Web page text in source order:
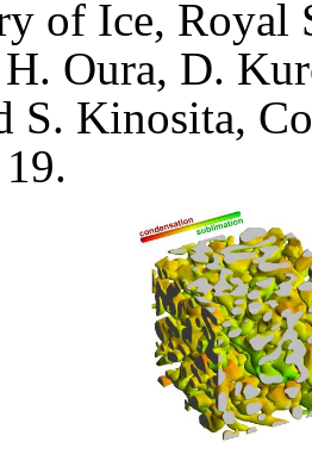
of Ice, Royal
Oura, D.
S. Kinosita,